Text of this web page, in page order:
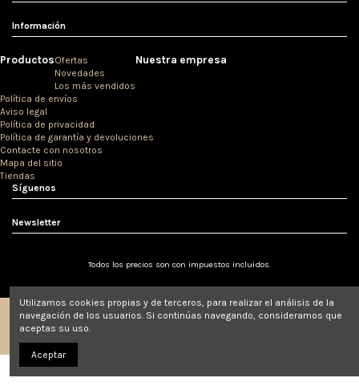
Información
ProductosOfertas
Novedades
Los más vendidos
Nuestra empresa
Política de envíos
Aviso legal
Política de privacidad
Política de garantía y devoluciones
Contacte con nosotros
Mapa del sitio
Tiendas
Síguenos
Newsletter
Todos los precios son con impuestos incluidos.
Utilizamos cookies propias y de terceros, para realizar el análisis de la
navegación de los usuarios. Si continúas navegando, consideramos que
aceptas su uso.
Aceptar